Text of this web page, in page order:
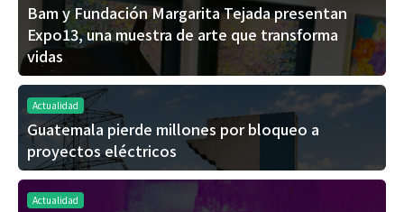
Bam y Fundación Margarita Tejada presentan
Expo13, una muestra de arte que transforma
vidas
Actualidad
Guatemala pierde millones por bloqueo a
proyectos eléctricos
Actualidad